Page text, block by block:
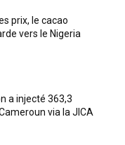
prix, le cacao
vers le Nigeria
a injecté 363,3
via la JICA